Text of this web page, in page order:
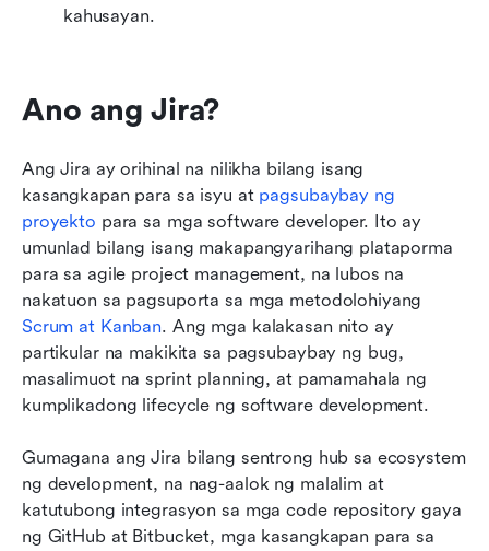
kahusayan.
Ano ang Jira?
Ang Jira ay orihinal na nilikha bilang isang
kasangkapan para sa isyu at pagsubaybay ng
proyekto para sa mga software developer. Ito ay
umunlad bilang isang makapangyarihang plataporma
para sa agile project management, na lubos na
Scrum at Kanban. Ang mga kalakasan nito ay
partikular na makikita sa pagsubaybay ng bug,
masalimuot na sprint planning, at pamamahala ng
kumplikadong lifecycle ng software development.
Gumagana ang Jira bilang sentrong hub sa ecosystem
ng development, na nag-aalok ng malalim at
katutubong integrasyon sa mga code repository gaya
ng GitHub at Bitbucket, mga kasangkapan para sa